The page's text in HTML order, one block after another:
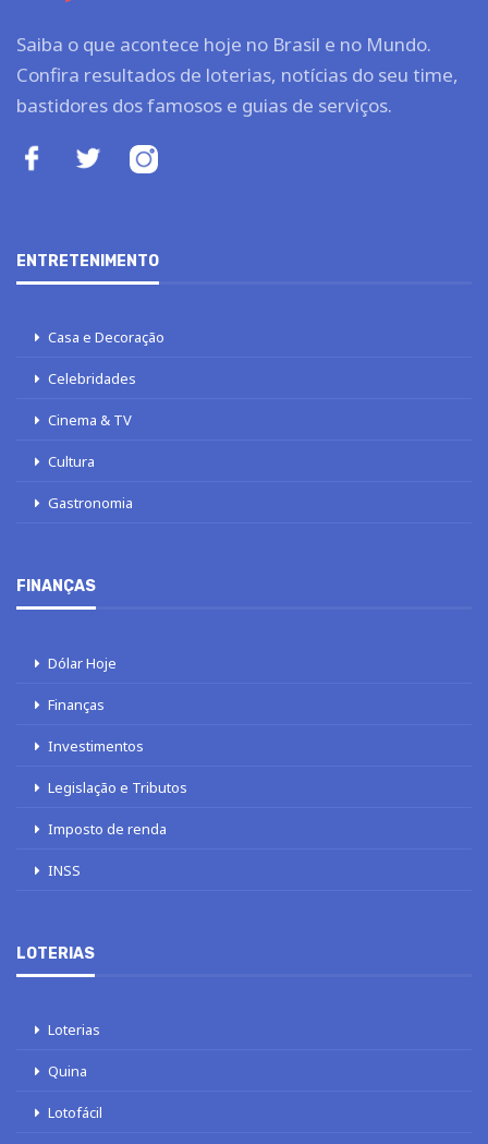
Saiba o que acontece hoje no Brasil e no Mundo.
Confira resultados de loterias, notícias do seu time,
bastidores dos famosos e guias de serviços.
ENTRETENIMENTO
Casa e Decoração
Celebridades
Cinema & TV
Cultura
Gastronomia
FINANÇAS
Dólar Hoje
Finanças
Investimentos
Legislação e Tributos
Imposto de renda
INSS
LOTERIAS
Loterias
Quina
Lotofácil